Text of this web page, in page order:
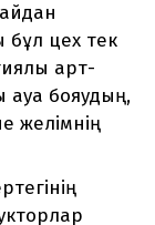
бұл цех тек
арт-
ауа бояудың,
желімнің